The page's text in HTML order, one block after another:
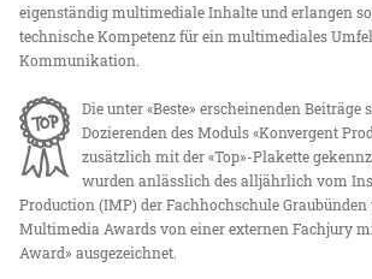
eigenständig multimediale Inhalte und erlangen
technische Kompetenz für ein multimediales
Kommunikation.
Die unter «Beste» erscheinenden
Dozierenden des Moduls «Konvergent
zusätzlich mit der «Top»-Plakette
wurden anlässlich des alljährlich vom
Production (IMP) der Fachhochschule
Multimedia Awards von einer externen Fachjury
Award» ausgezeichnet.